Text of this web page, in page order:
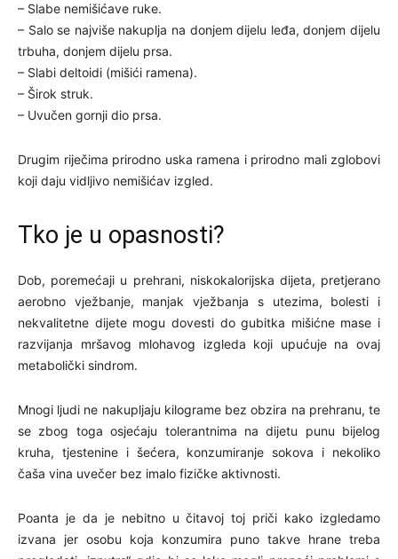
– Slabe nemišićave ruke.
– Salo se najviše nakuplja na donjem dijelu leđa, donjem dijelu
trbuha, donjem dijelu prsa.
– Slabi deltoidi (mišići ramena).
– Širok struk.
– Uvučen gornji dio prsa.
Drugim riječima prirodno uska ramena i prirodno mali zglobovi
koji daju vidljivo nemišićav izgled.
Tko je u opasnosti?
Dob, poremećaji u prehrani, niskokalorijska dijeta, pretjerano
aerobno vježbanje, manjak vježbanja s utezima, bolesti i
nekvalitetne dijete mogu dovesti do gubitka mišićne mase i
razvijanja mršavog mlohavog izgleda koji upućuje na ovaj
metabolički sindrom.
Mnogi ljudi ne nakupljaju kilograme bez obzira na prehranu, te
se zbog toga osjećaju tolerantnima na dijetu punu bijelog
kruha, tjestenine i šećera, konzumiranje sokova i nekoliko
čaša vina uvečer bez imalo fizičke aktivnosti.
Poanta je da je nebitno u čitavoj toj priči kako izgledamo
izvana jer osobu koja konzumira puno takve hrane treba